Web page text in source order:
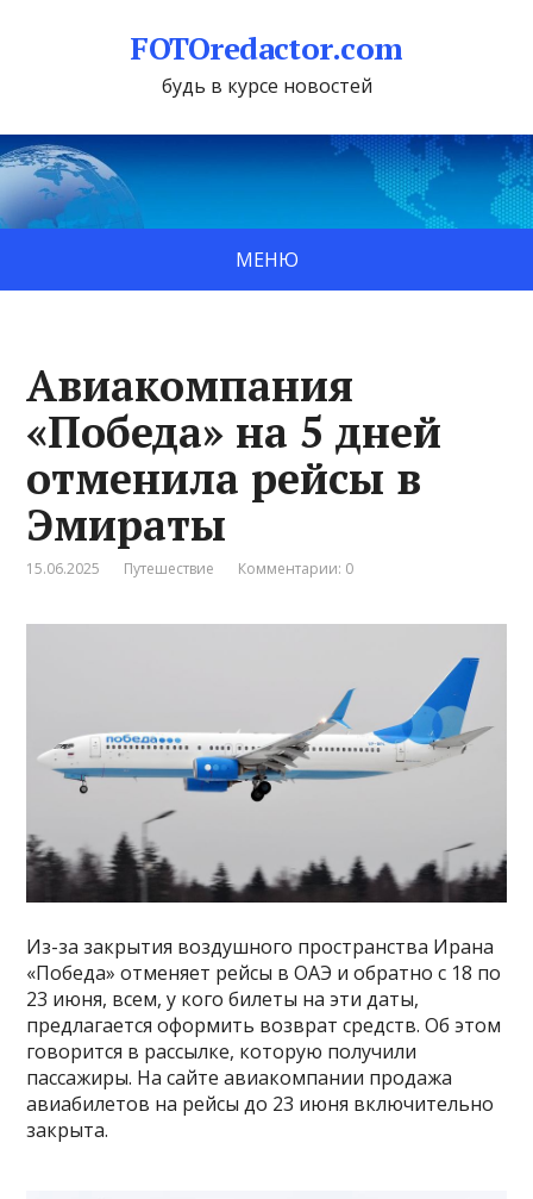
FOTOredactor.com
будь в курсе новостей
МЕНЮ
Авиакомпания
«Победа» на 5 дней
отменила рейсы в
Эмираты
15.06.2025 Путешествие Комментарии: 0
Из-за закрытия воздушного пространства Ирана
«Победа» отменяет рейсы в ОАЭ и обратно с 18 по
23 июня, всем, у кого билеты на эти даты,
предлагается оформить возврат средств. Об этом
говорится в рассылке, которую получили
пассажиры. На сайте авиакомпании продажа
авиабилетов на рейсы до 23 июня включительно
закрыта.